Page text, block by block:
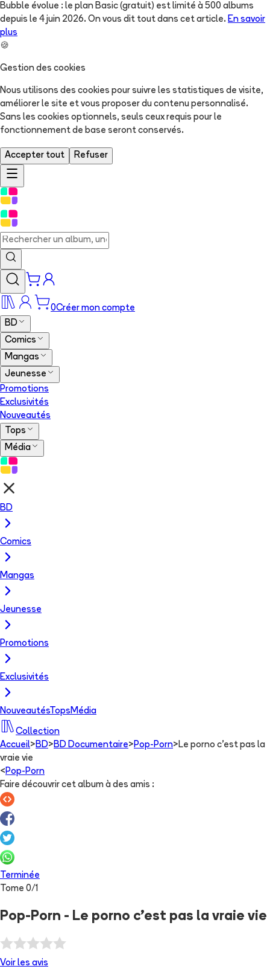
Bubble évolue : le plan Basic (gratuit) est limité à 500 albums
depuis le 4 juin 2026. On vous dit tout dans cet article. En savoir
plus
🍪
Gestion des cookies
Nous utilisons des cookies pour suivre les statistiques de visite,
améliorer le site et vous proposer du contenu personnalisé.
Sans les cookies optionnels, seuls ceux requis pour le
fonctionnement de base seront conservés.
Accepter tout Refuser
0Créer mon compte
BD
Comics
Mangas
Jeunesse
Promotions
Exclusivités
Nouveautés
Tops
Média
BD
Comics
Mangas
Jeunesse
Promotions
Exclusivités
NouveautésTops Média
Collection
Accueil> BD> BD Documentaire> Pop-Porn> Le porno c'est pas la
vraie vie
< Pop-Porn
Faire découvrir cet album à des amis :
Terminée
Tome 0/1
Pop-Porn - Le porno c'est pas la vraie vie
Voir les avis